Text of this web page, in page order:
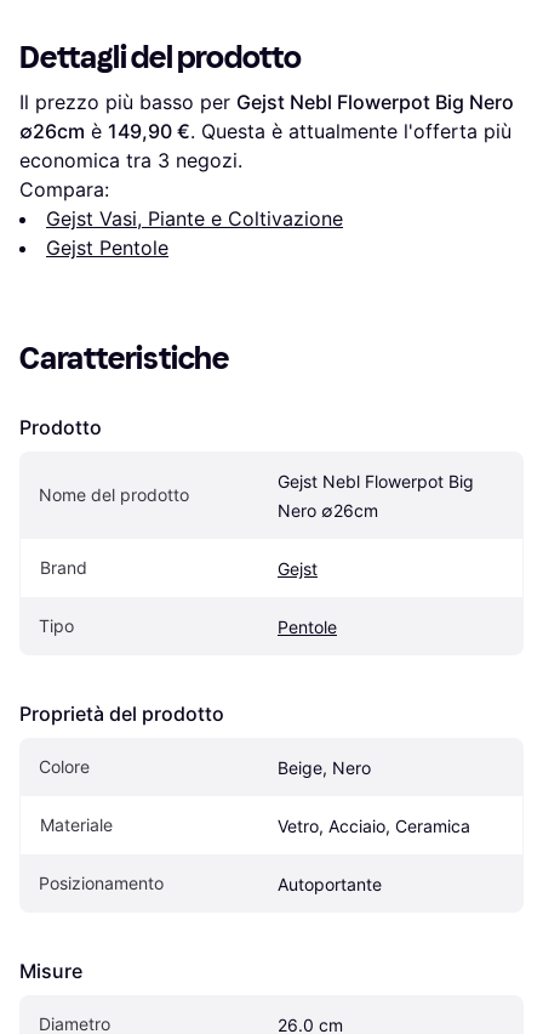
Dettagli del prodotto
Il prezzo più basso per Gejst Nebl Flowerpot Big Nero
∅26cm è 149,90 €. Questa è attualmente l'offerta più
economica tra 3 negozi.
Compara:
Gejst Vasi, Piante e Coltivazione
Gejst Pentole
Caratteristiche
Prodotto
Nome del prodotto
Gejst Nebl Flowerpot Big
Nero ∅26cm
Brand Gejst
Tipo Pentole
Proprietà del prodotto
Colore Beige, Nero
Materiale Vetro, Acciaio, Ceramica
Posizionamento Autoportante
Misure
Diametro 26.0 cm